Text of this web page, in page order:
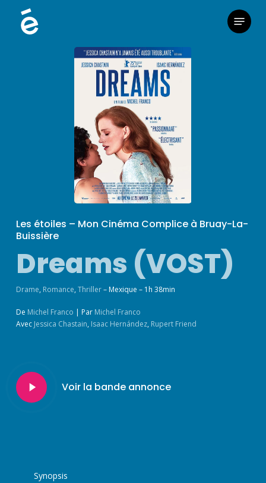
Menu
Les étoiles – Mon Cinéma Complice à Bruay-La-
Buissière
Dreams (VOST)
Drame, Romance,Thriller– Mexique – 1h 38min
De Michel Franco | Par Michel Franco
Avec Jessica Chastain, Isaac Hernández, Rupert Friend
Play
Video
Voir la bande annonce
Synopsis